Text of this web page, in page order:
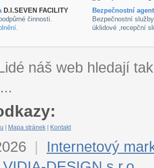
D.I.SEVEN FACILITY
činnosti.
.
Bezpečnostní
Bezpečnostní
úklidové ,recepční
náš web hledají
Mapa stránek Kontakt
|
Internetový